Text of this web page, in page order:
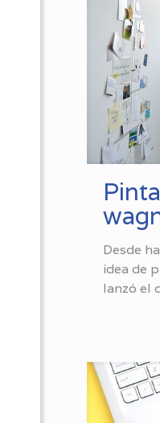
Desde
idea de
lanzó el